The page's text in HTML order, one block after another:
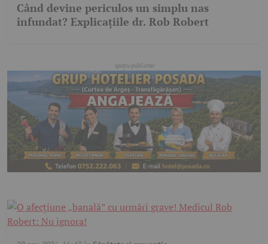
Când devine periculos un simplu nas
înfundat? Explicațiile dr. Rob Robert